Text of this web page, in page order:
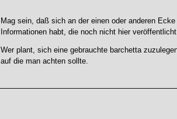
Mag sein, daß sich an der einen oder anderen
Informationen habt, die noch nicht hier
Wer plant, sich eine gebrauchte barchetta
auf die man achten sollte.